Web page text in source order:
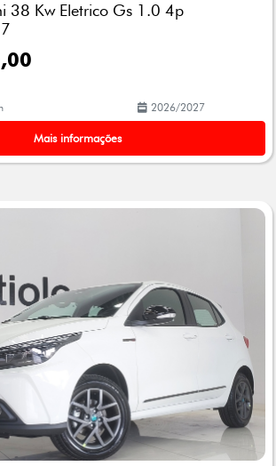
38 Kw Eletrico Gs 1.0 4p
2026/2027
Mais informações